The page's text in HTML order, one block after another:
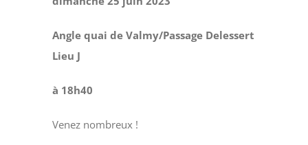
Angle quai de Valmy/Passage Delessert
Lieu J
à 18h40
Venez nombreux !